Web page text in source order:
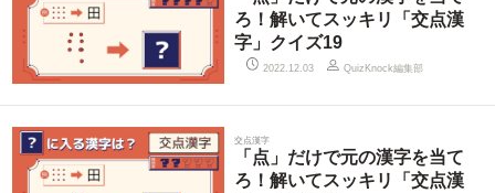
ろ！解いてスッキリ「交点漢
字」クイズ19
2022.12.03 QuizKnock編集部
交点漢字
「点」だけで元の漢字を当て
ろ！解いてスッキリ「交点漢